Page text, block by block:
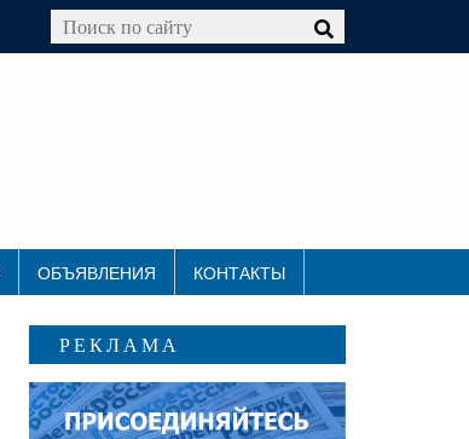
ОБЪЯВЛЕНИЯ КОНТАКТЫ
РЕКЛАМА